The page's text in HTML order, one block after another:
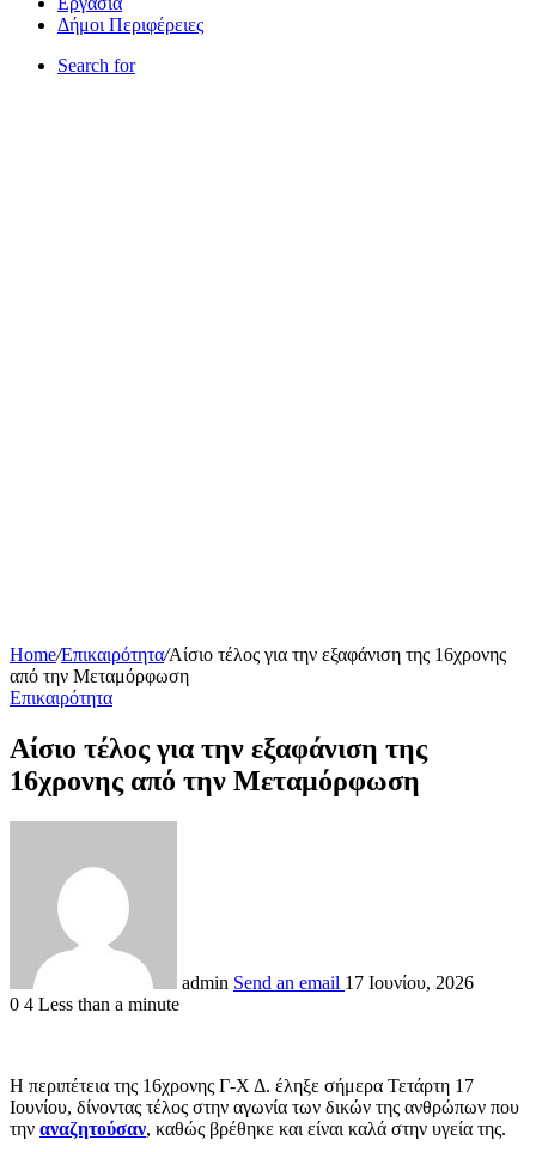
Δήμοι Περιφέρειες
Search for
Home/Επικαιρότητα/Αίσιο τέλος για την εξαφάνιση της 16χρονης
από την Μεταμόρφωση
Επικαιρότητα
Αίσιο τέλος για την εξαφάνιση της
16χρονης από την Μεταμόρφωση
admin Send an email 17 Ιουνίου, 2026
0 4 Less than a minute
Η περιπέτεια της 16χρονης Γ-Χ Δ. έληξε σήμερα Τετάρτη 17
Ιουνίου, δίνοντας τέλος στην αγωνία των δικών της ανθρώπων που
την αναζητούσαν, καθώς βρέθηκε και είναι καλά στην υγεία της.